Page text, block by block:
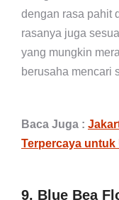
dengan rasa pahit
rasanya juga
yang mungkin
berusaha mencari
Baca Juga :
Terpercaya untuk
9. Blue Bea